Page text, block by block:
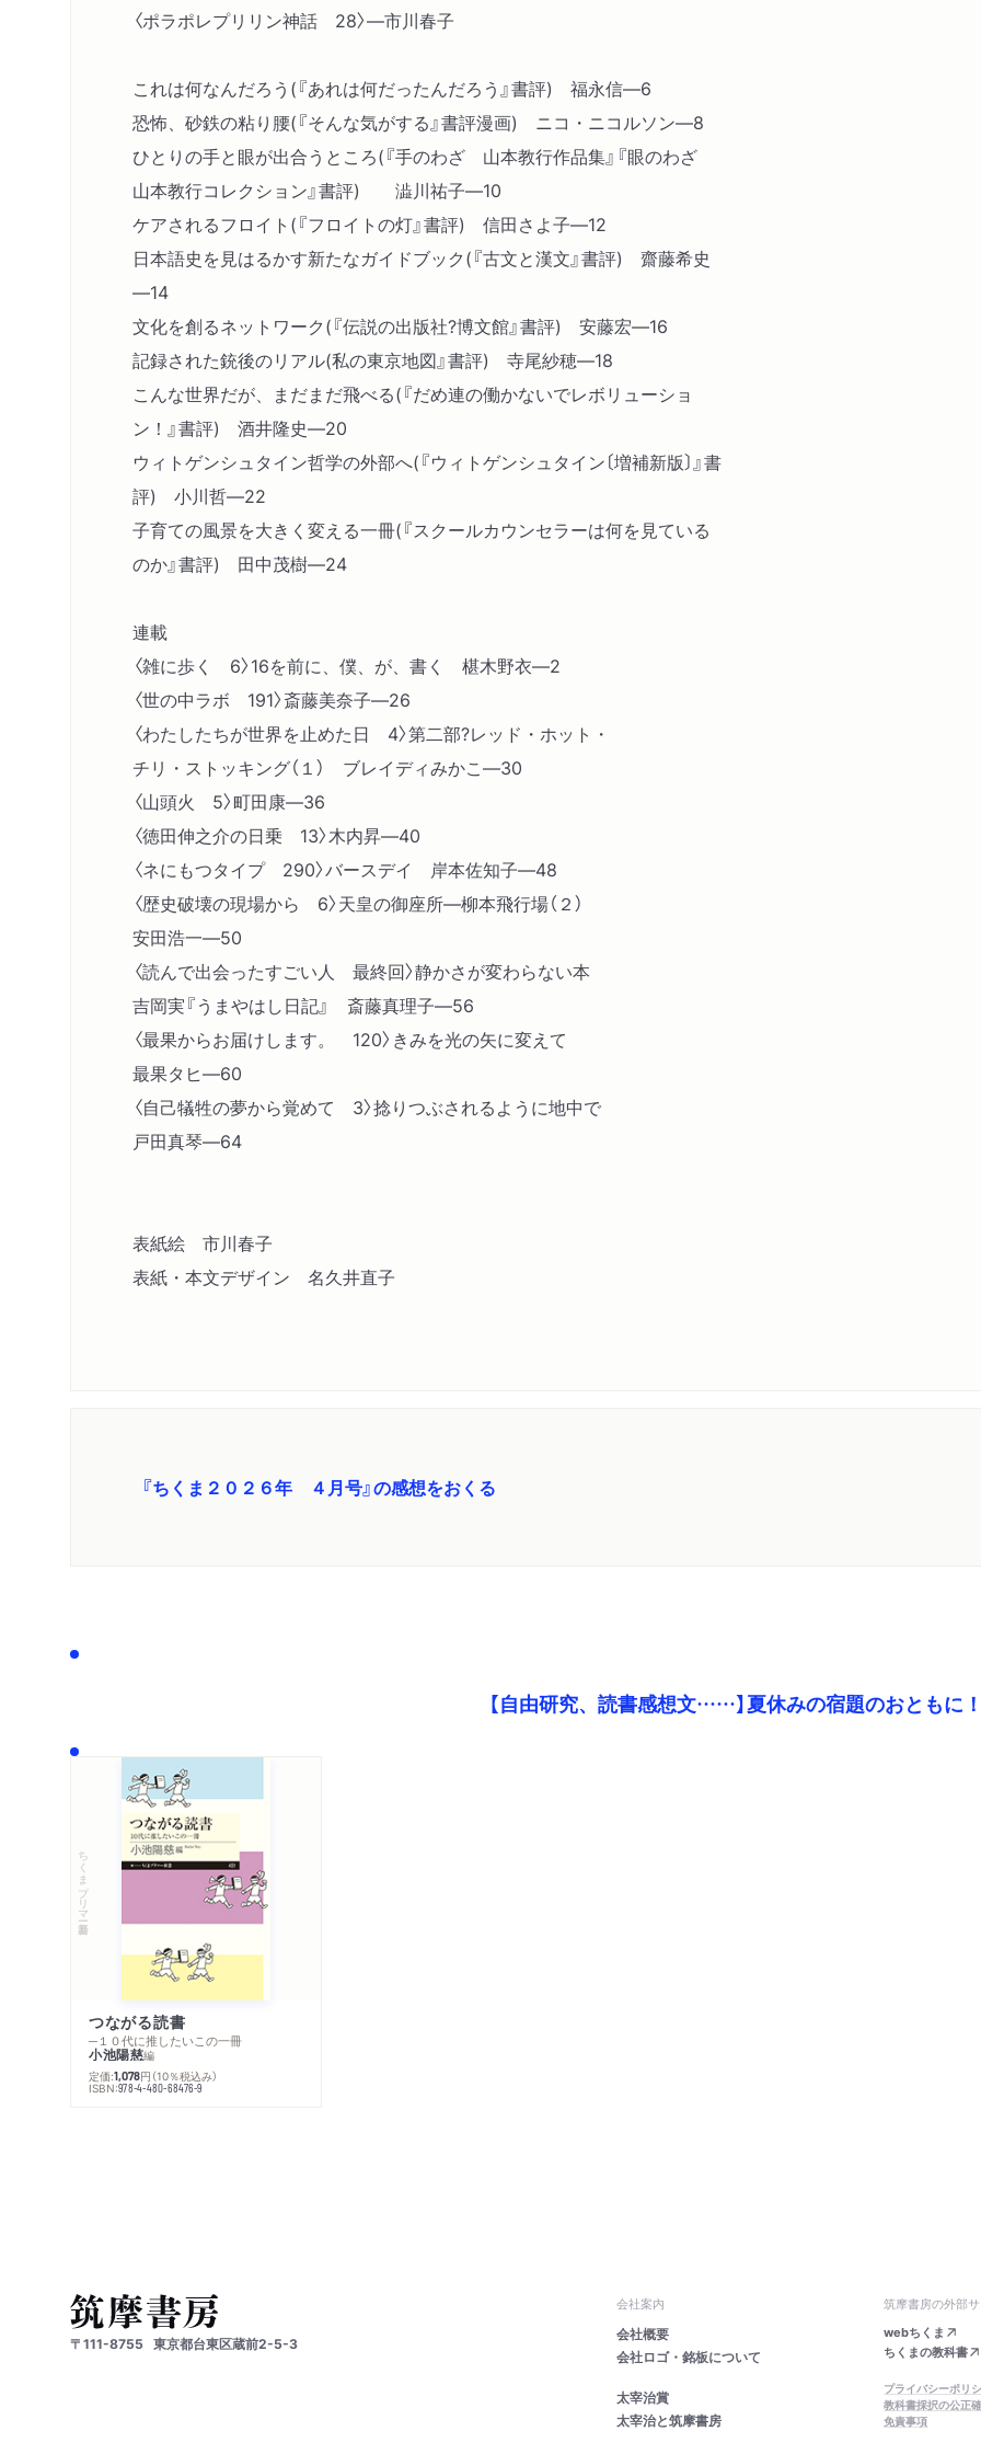
〈ポラポレプリリン神話 28〉―市川春子
これは何なんだろう(『あれは何だったんだろう』書評) 福永信―6
恐怖、砂鉄の粘り腰(『そんな気がする』書評漫画) ニコ・ニコルソン―8
ひとりの手と眼が出合うところ(『手のわざ 山本教行作品集』『眼のわざ
山本教行コレクション』書評) 澁川祐子―10
ケアされるフロイト(『フロイトの灯』書評) 信田さよ子―12
日本語史を見はるかす新たなガイドブック(『古文と漢文』書評) 齋藤希史
―14
文化を創るネットワーク(『伝説の出版社?博文館』書評) 安藤宏―16
記録された銃後のリアル(私の東京地図』書評) 寺尾紗穂―18
こんな世界だが、まだまだ飛べる(『だめ連の働かないでレボリューショ
ン！』書評) 酒井隆史―20
ウィトゲンシュタイン哲学の外部へ(『ウィトゲンシュタイン〔増補新版〕』書
評) 小川哲―22
子育ての風景を大きく変える一冊(『スクールカウンセラーは何を見ている
のか』書評) 田中茂樹―24
連載
〈雑に歩く 6〉16を前に、僕、が、書く 椹木野衣―2
〈世の中ラボ 191〉斎藤美奈子―26
〈わたしたちが世界を止めた日 4〉第二部?レッド・ホット・
チリ・ストッキング（１） ブレイディみかこ―30
〈山頭火 5〉町田康―36
〈徳田伸之介の日乗 13〉木内昇―40
〈ネにもつタイプ 290〉バースデイ 岸本佐知子―48
〈歴史破壊の現場から 6〉天皇の御座所―柳本飛行場（２）
安田浩一―50
〈読んで出会ったすごい人 最終回〉静かさが変わらない本
吉岡実『うまやはし日記』 斎藤真理子―56
〈最果からお届けします。 120〉きみを光の矢に変えて
最果タヒ―60
〈自己犠牲の夢から覚めて 3〉捻りつぶされるように地中で
戸田真琴―64
表紙絵 市川春子
表紙・本文デザイン 名久井直子
『ちくま２０２６年 ４月号』の感想をおくる
【自由研究、読書感想文……】夏休みの宿題のおともに
ちくまプリマー新書
つながる読書
─１０代に推したいこの一冊
小池陽慈編
定価:1,078円 （10％税込み）
ISBN:978-4-480-68476-9
〒111-8755 東京都台東区蔵前2-5-3
会社案内
会社概要
会社ロゴ・銘板について
太宰治賞
太宰治と筑摩書房
筑摩書房の外部
webちくま
ちくまの教科書
プライバシーポリ
教科書採択の公正
免責事項